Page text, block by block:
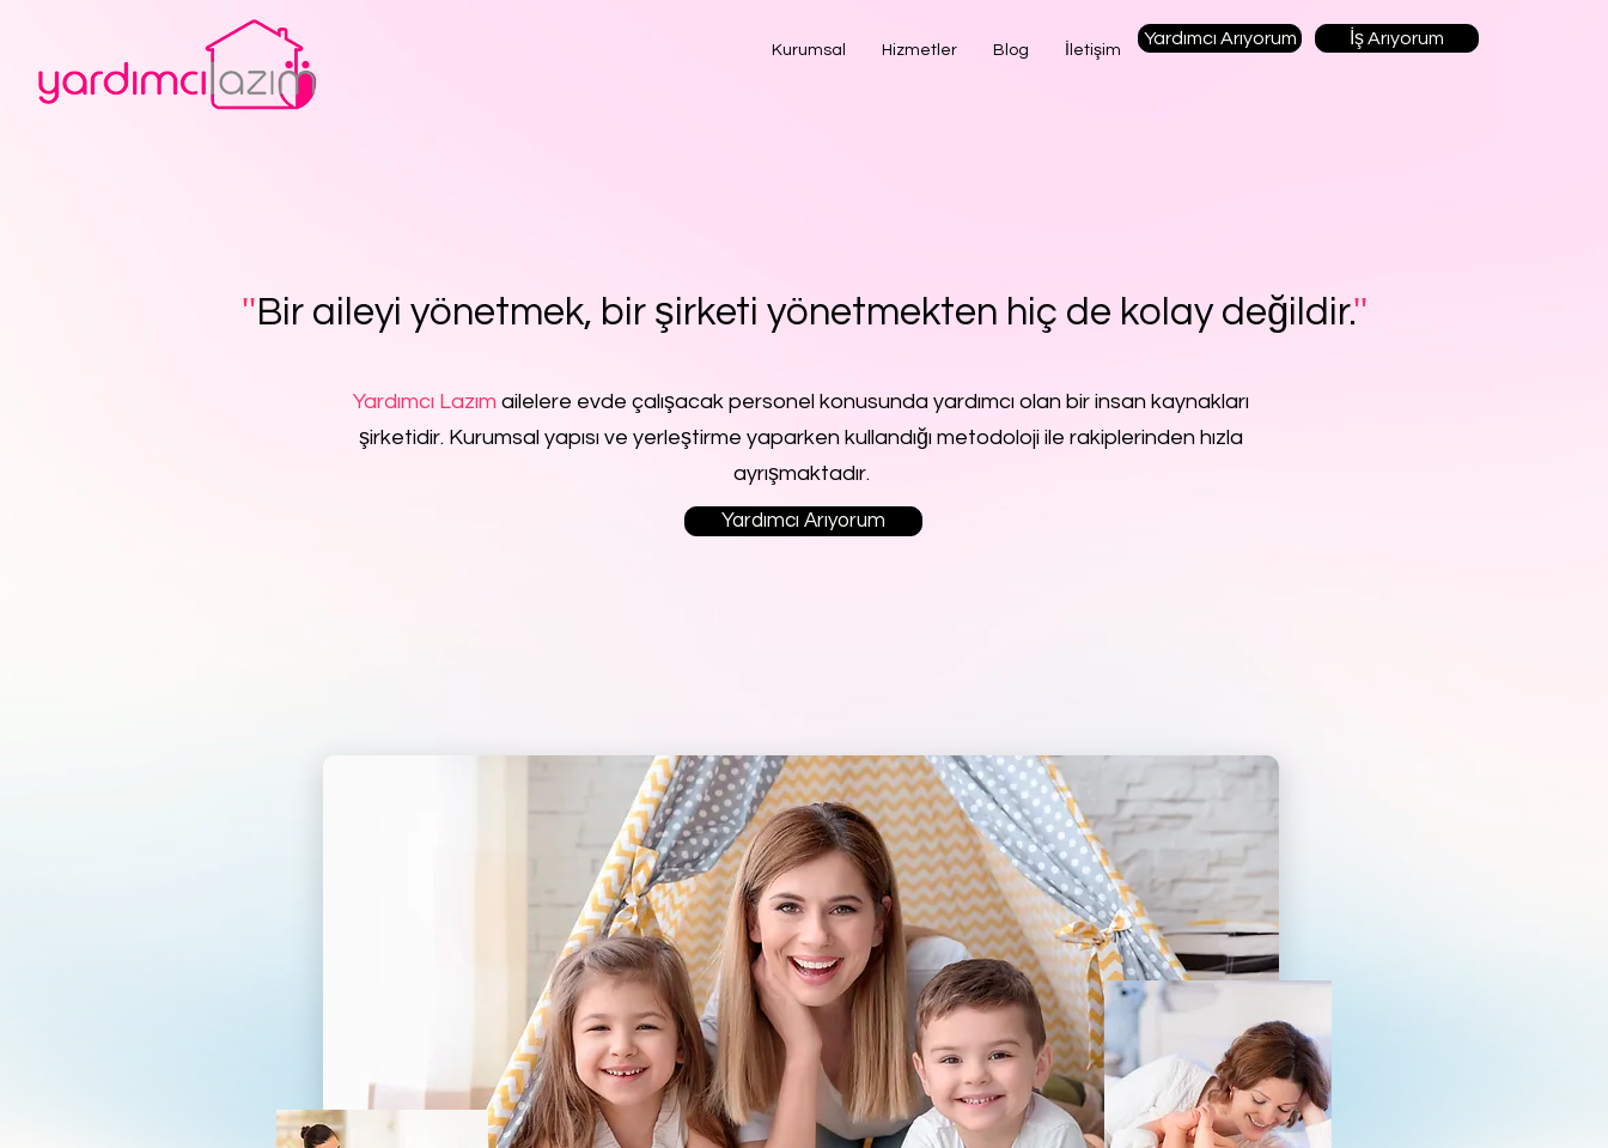
Kurumsal Hizmetler Blog İletişim
Yardımcı Arıyorum İş Arıyorum
''Bir aileyi yönetmek, bir şirketi yönetmekten hiç de kolay değildir.''
Yardımcı Lazım ailelere evde çalışacak personel konusunda yardımcı olan bir insan kaynakları
şirketidir. Kurumsal yapısı ve yerleştirme yaparken kullandığı metodoloji ile rakiplerinden hızla
ayrışmaktadır.
Yardımcı Arıyorum